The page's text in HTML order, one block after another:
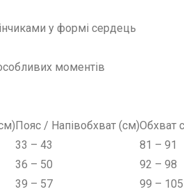
у формі сердець
моментів
Пояс / Напівобхват (см)Обхват
33 – 43
81 – 91
36 – 50
92 – 98
39 – 57
99 – 105